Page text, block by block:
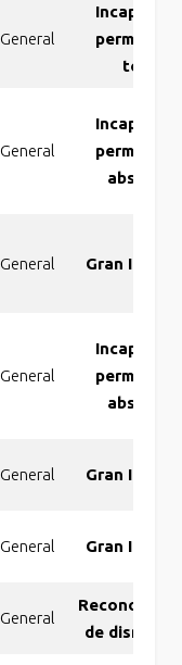
General
total
General
absoluta
General Gran
General
absoluta
General Gran
General Gran
General
de